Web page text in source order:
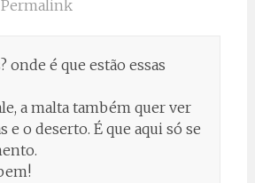
Permalink
onde é que estão essas
a malta também quer ver
e o deserto. É que aqui só se